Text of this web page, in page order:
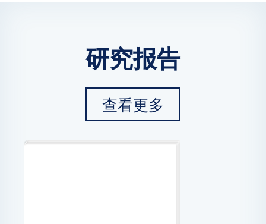
研究报告
查看更多